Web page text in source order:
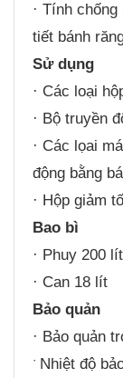
· Tính
tiết bánh
Sử dụng
· Các loại
· Bộ truyền
· Các lọai
động bằng
· Hộp giảm
Bao bì
· Phuy 200
· Can 18 lít
Bảo quản
· Bảo quản
· Nhiệt độ